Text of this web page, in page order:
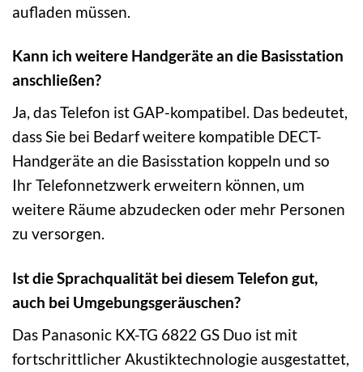
aufladen müssen.
Kann ich weitere Handgeräte an die Basisstation
anschließen?
Ja, das Telefon ist GAP-kompatibel. Das bedeutet,
dass Sie bei Bedarf weitere kompatible DECT-
Handgeräte an die Basisstation koppeln und so
Ihr Telefonnetzwerk erweitern können, um
weitere Räume abzudecken oder mehr Personen
zu versorgen.
Ist die Sprachqualität bei diesem Telefon gut,
auch bei Umgebungsgeräuschen?
Das Panasonic KX-TG 6822 GS Duo ist mit
fortschrittlicher Akustiktechnologie ausgestattet,